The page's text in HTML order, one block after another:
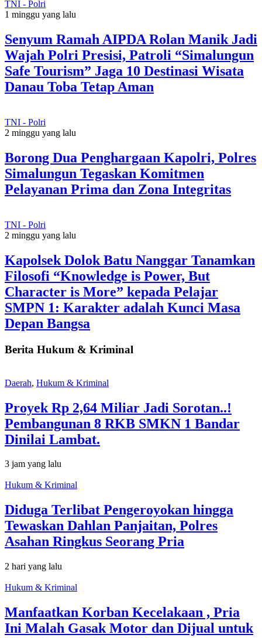
TNI - Polri
1 minggu yang lalu
Senyum Ramah AIPDA Rolan Manik Jadi
Wajah Polri Presisi, Patroli “Simalungun
Safe Tourism” Jaga 10 Destinasi Wisata
Danau Toba Tetap Aman
TNI - Polri
2 minggu yang lalu
Borong Dua Penghargaan Kapolri, Polres
Simalungun Tegaskan Komitmen
Pelayanan Prima dan Zona Integritas
TNI - Polri
2 minggu yang lalu
Kapolsek Dolok Batu Nanggar Tanamkan
Filosofi “Knowledge is Power, But
Character is More” kepada Pelajar
SMPN 1: Karakter adalah Kunci Masa
Depan Bangsa
Berita Hukum & Kriminal
Daerah, Hukum & Kriminal
Proyek Rp 2,64 Miliar Jadi Sorotan..!
Pembangunan 8 RKB SMKN 1 Bandar
Dinilai Lambat.
3 jam yang lalu
Hukum & Kriminal
Diduga Terlibat Pengeroyokan hingga
Tewaskan Dahlan Panjaitan, Polres
Asahan Ringkus Seorang Pria
2 hari yang lalu
Hukum & Kriminal
Manfaatkan Korban Kecelakaan , Pria
Ini Malah Gasak Motor dan Dijual untuk